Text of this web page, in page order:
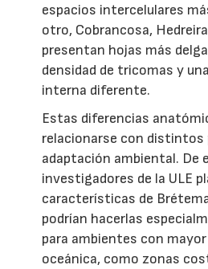
espacios intercelulares
otro, Cobrancosa,
presentan hojas más
densidad de tricomas y
interna diferente.
Estas diferencias
relacionarse con distintos
adaptación ambiental. De
investigadores de la ULE
características de
podrían hacerlas
para ambientes con
oceánica, como zonas